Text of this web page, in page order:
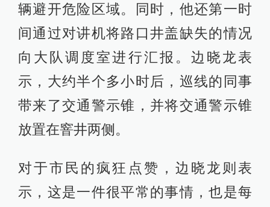
辆避开危险区域。同时，他还第一时
间通过对讲机将路口井盖缺失的情况
向大队调度室进行汇报。边晓龙表
示，大约半个多小时后，巡线的同事
带来了交通警示锥，并将交通警示锥
放置在窨井两侧。
对于市民的疯狂点赞，边晓龙则表
示，这是一件很平常的事情，也是每